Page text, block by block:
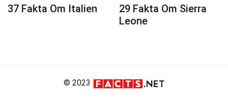
37 Fakta Om Italien
29 Fakta Om Sierra
Leone
© 2023